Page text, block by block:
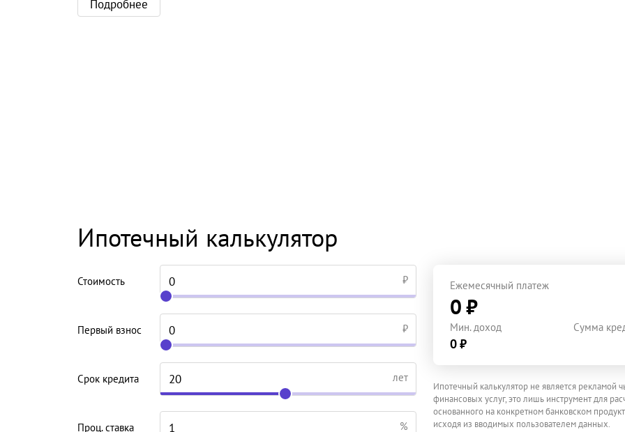
Подробнее
Ипотечный калькулятор
Стоимость ₽
Первый взнос ₽
Срок кредита лет
Проц. ставка %
Ежемесячный платеж
0 ₽
Мин. доход
0 ₽
Сумма
Ипотечный калькулятор не является рекламой
финансовых услуг, это лишь инструмент для
основанного на конкретном банковском
исходя из вводимых пользователем данных.